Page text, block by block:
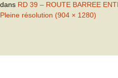
dans RD 39 – ROUTE BARREE
Pleine résolution (904 × 1280)